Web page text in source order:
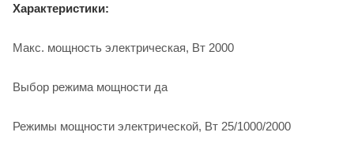
Характеристики:
Макс. мощность электрическая, Вт 2000
Выбор режима мощности да
Режимы мощности электрической, Вт 25/1000/2000